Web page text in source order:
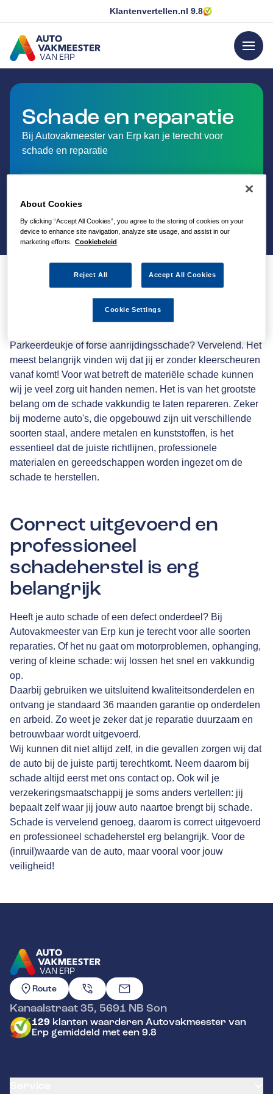
Klantenvertellen.nl 9.8
VAN ERP
GA NAAR DE HOMEPAGINA
menu
Schade en reparatie
Bij Autovakmeester van Erp kan je terecht voor
schade en reparatie
Schadeherstel en
autoreparatie
Parkeerdeukje of forse aanrijdingsschade? Vervelend. Het
meest belangrijk vinden wij dat jij er zonder kleerscheuren
vanaf komt! Voor wat betreft de materiële schade kunnen
wij je veel zorg uit handen nemen. Het is van het grootste
belang om de schade vakkundig te laten repareren. Zeker
bij moderne auto's, die opgebouwd zijn uit verschillende
soorten staal, andere metalen en kunststoffen, is het
essentieel dat de juiste richtlijnen, professionele
materialen en gereedschappen worden ingezet om de
schade te herstellen.
Correct uitgevoerd en
professioneel
schadeherstel is erg
belangrijk
Heeft je auto schade of een defect onderdeel? Bij
Autovakmeester van Erp kun je terecht voor alle soorten
reparaties. Of het nu gaat om motorproblemen, ophanging,
vering of kleine schade: wij lossen het snel en vakkundig
op.
Daarbij gebruiken we uitsluitend kwaliteitsonderdelen en
ontvang je standaard 36 maanden garantie op onderdelen
en arbeid. Zo weet je zeker dat je reparatie duurzaam en
betrouwbaar wordt uitgevoerd.
Wij kunnen dit niet altijd zelf, in die gevallen zorgen wij dat
de auto bij de juiste partij terechtkomt. Neem daarom bij
schade altijd eerst met ons contact op. Ook wil je
verzekeringsmaatschappij je soms anders vertellen: jij
bepaalt zelf waar jij jouw auto naartoe brengt bij schade.
Schade is vervelend genoeg, daarom is correct uitgevoerd
en professioneel schadeherstel erg belangrijk. Voor de
(inruil)waarde van de auto, maar vooral voor jouw
veiligheid!
VAN ERP
GA NAAR DE HOMEPAGINA
Route
Kanaalstraat 35, 5691 NB Son
129 klanten waarderen Autovakmeester van
Erp gemiddeld met een 9.8
About Cookies
By clicking “Accept All Cookies”, you agree to the storing of cookies on your
device to enhance site navigation, analyze site usage, and assist in our
marketing efforts.
Cookiebeleid
Reject All Accept All Cookies
Cookie Settings